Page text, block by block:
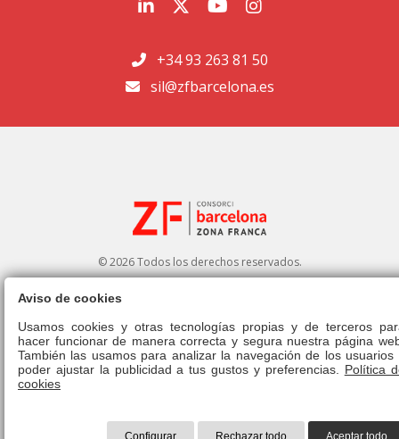
+34 93 263 81 50
sil@zfbarcelona.es
© 2026 Todos los derechos reservados.
Aviso legal|Política de privacidad|Política de cookies|Canal ético|
Derecho de admisión|Normativa
Aviso de cookies
Usamos cookies y otras tecnologías propias y de terceros
hacer funcionar de manera correcta y segura nuestra página
También las usamos para analizar la navegación de los usuarios
poder ajustar la publicidad a tus gustos y preferencias. Política
cookies
Configurar Rechazar todo Aceptar todo